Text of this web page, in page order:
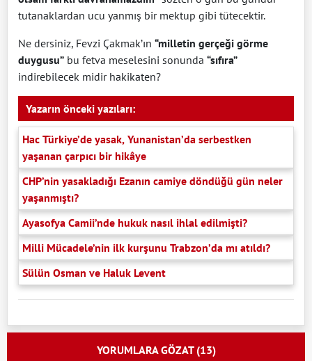
tutanaklardan ucu yanmış bir mektup gibi tütecektir.
Ne dersiniz, Fevzi Çakmak’ın “milletin gerçeği görme
duygusu” bu fetva meselesini sonunda “sıfıra”
indirebilecek midir hakikaten?
Yazarın önceki yazıları:
Hac Türkiye’de yasak, Yunanistan’da serbestken
yaşanan çarpıcı bir hikâye
CHP’nin yasakladığı Ezanın camiye döndüğü gün neler
yaşanmıştı?
Ayasofya Camii’nde hukuk nasıl ihlal edilmişti?
Milli Mücadele’nin ilk kurşunu Trabzon’da mı atıldı?
Sülün Osman ve Haluk Levent
YORUMLARA GÖZAT (13)